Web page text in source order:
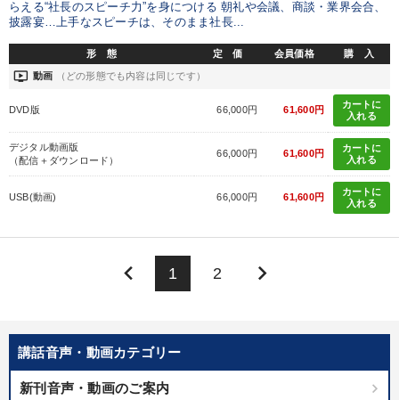
講話音声・動画カテゴリー
新刊音声・動画のご案内
らえる“社長のスピーチ力”を身につける 朝礼や会議、商談・業界会合、
披露宴…上手なスピーチは、そのまま社長...
形 態 定 価 会員価格 購 入
ondemand_video 動画 （どの形態でも内容は同じです）
DVD版 66,000円 61,600円
カートに
入れる
デジタル動画版
（配信＋ダウンロード）
66,000円 61,600円
カートに
入れる
USB(動画) 66,000円 61,600円
カートに
入れる
keyboard_arrow_left 1 2 keyboard_arrow_right